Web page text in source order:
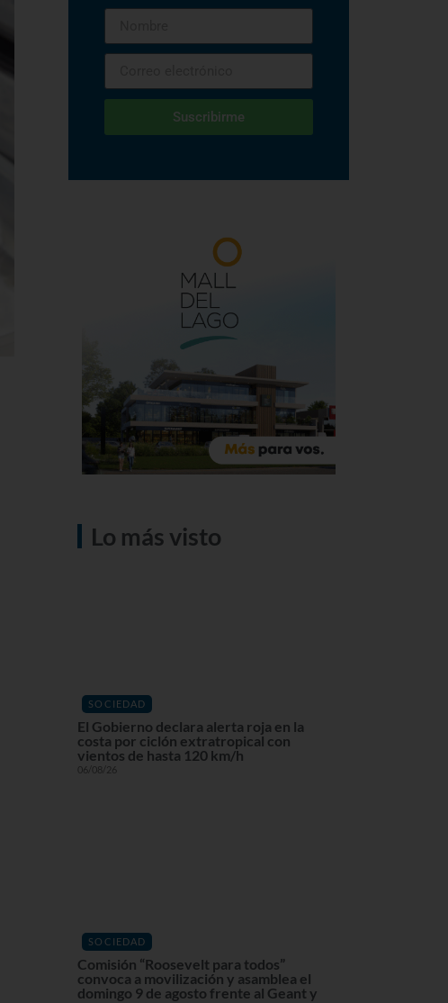
Suscribirme
Lo más visto
SOCIEDAD
El Gobierno declara alerta roja en la
costa por ciclón extratropical con
vientos de hasta 120 km/h
06/08/26
SOCIEDAD
Comisión “Roosevelt para todos”
convoca a movilización y asamblea el
domingo 9 de agosto frente al Geant y